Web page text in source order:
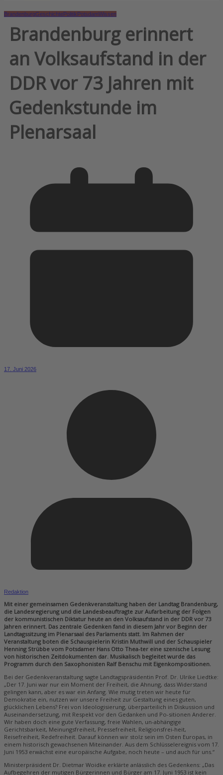
BrandenburgGeschichtePolitikPotsdamWissen
Brandenburg erinnert
an Volksaufstand in der
DDR vor 73 Jahren mit
Gedenkstunde im
Plenarsaal
17. Juni 2026
Redaktion
Mit einer gemeinsamen Gedenkveranstaltung haben der Landtag Brandenburg,
die Landesregierung und die Landesbeauftragte zur Aufarbeitung der Folgen
der kommunistischen Diktatur heute an den Volksaufstand in der DDR vor 73
Jahren erinnert. Das zentrale Gedenken fand in diesem Jahr vor Beginn der
Landtagssitzung im Plenarsaal des Parlaments statt. Im Rahmen der
Veranstaltung boten die Schauspielerin Kristin Muthwill und der Schauspieler
Henning Strübbe vom Potsdamer Hans Otto Thea-ter eine szenische Lesung
von historischen Zeitdokumenten dar. Musikalisch begleitet wurde das
Programm durch den Saxophonisten Ralf Benschu mit Eigenkompositionen.
Bei der Gedenkveranstaltung sagte Landtagspräsidentin Prof. Dr. Ulrike Liedtke:
„Der 17. Juni war nur ein Moment der Freiheit, die Ahnung, dass Widerstand
gelingen kann, aber es war ein Anfang. Wie mutig treten wir heute für
Demokratie ein, nutzen wir unsere Freiheit zur Gestaltung eines guten,
glücklichen Lebens? Frei von Ideologisierung, überparteilich in Diskussion und
Auseinandersetzung, mit Respekt vor den Gedanken und Po-sitionen Anderer.
Wir haben doch eine gute Verfassung, freie Wahlen, un-abhängige
Gerichtsbarkeit, Meinungsfreiheit, Pressefreiheit, Religionsfrei-heit,
Reisefreiheit, Redefreiheit. Darauf können wir stolz sein im Osten Europas, in
einem historisch gewachsenen Miteinander. Aus dem Schlüsselereignis vom 17.
Juni 1953 erwächst eine europäische Aufgabe, noch heute – und auch für uns.“
Ministerpräsident Dr. Dietmar Woidke erklärte anlässlich des Gedenkens: „Das
Aufbegehren der mutigen Bürgerinnen und Bürger am 17. Juni 1953 ist kein